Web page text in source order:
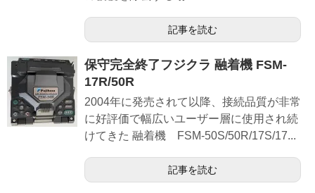
記事を読む
保守完全終了フジクラ 融着機 FSM-
17R/50R
2004年に発売されて以降、接続品質が非常
に好評価で幅広いユーザー層に使用され続
けてきた 融着機 FSM-50S/50R/17S/17...
記事を読む